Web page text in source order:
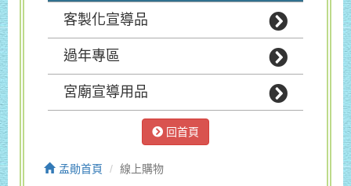
客製化宣導品
過年專區
宮廟宣導用品
回首頁
孟勛首頁 線上購物